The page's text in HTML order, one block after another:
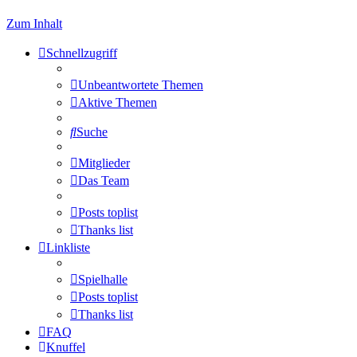
Zum Inhalt
Schnellzugriff
Unbeantwortete Themen
Aktive Themen
Suche
Mitglieder
Das Team
Posts toplist
Thanks list
Linkliste
Spielhalle
Posts toplist
Thanks list
FAQ
Knuffel